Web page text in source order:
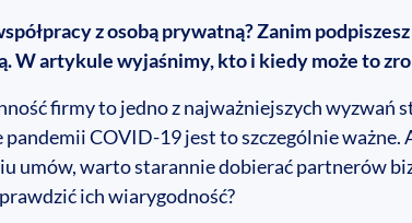
z osobą prywatną? Zanim
W artykule wyjaśnimy, kto i kiedy może to
firmy to jedno z najważniejszych wyzwań
pandemii COVID-19 jest to szczególnie
umów, warto starannie dobierać partnerów
ich wiarygodność?